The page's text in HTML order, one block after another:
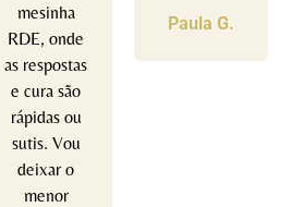
mesinha
RDE, onde
as respostas
e cura são
rápidas ou
sutis. Vou
deixar o
menor
Paula G.